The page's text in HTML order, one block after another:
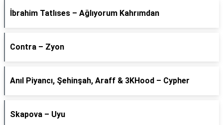
İbrahim Tatlıses – Ağlıyorum Kahrımdan
Contra – Zyon
Anıl Piyancı, Şehinşah, Araff & 3KHood – Cypher
Skapova – Uyu